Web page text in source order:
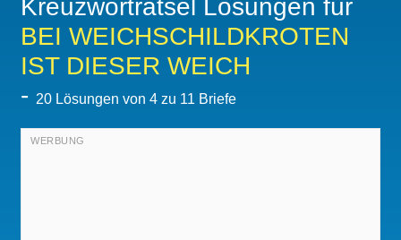
Kreuzworträtsel Lösungen für
BEI WEICHSCHILDKROTEN
IST DIESER WEICH
- 20 Lösungen von 4 zu 11 Briefe